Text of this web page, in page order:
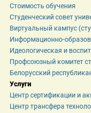
Стоимость обучения
Студенческий совет
Виртуальный кампус
Информационно-
Идеологическая и
Профсоюзный комитет
Белорусский
Услуги
Центр сертификации и
Центр трансфера